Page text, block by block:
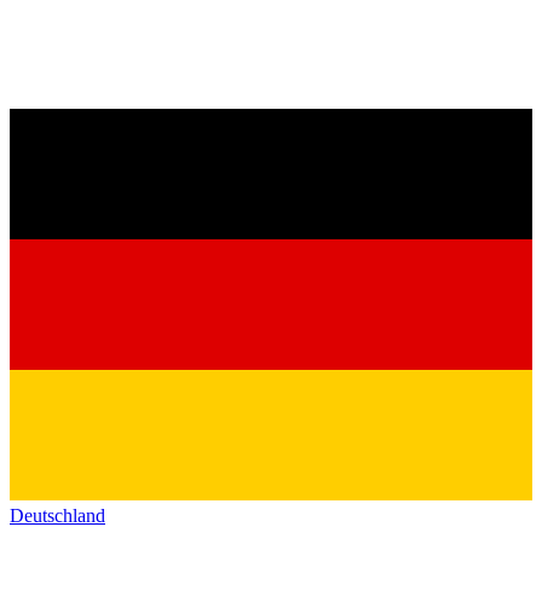
Deutschland